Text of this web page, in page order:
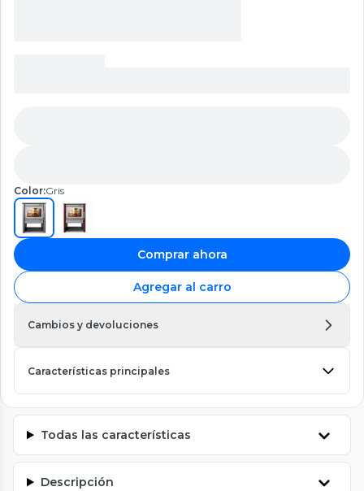
Color:Gris
Comprar ahora
Agregar al carro
Cambios y devoluciones
Características principales
Todas las características
Descripción